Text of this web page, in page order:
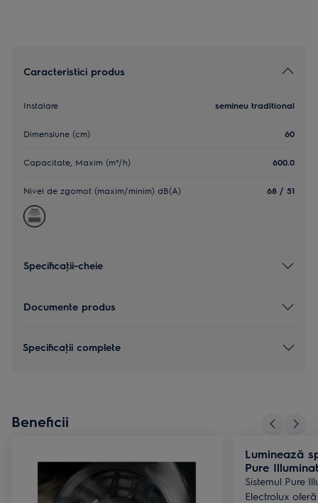
Caracteristici produs
Instalare semineu traditional
Dimensiune (cm) 60
Capacitate, Maxim (m³/h) 600.0
Nivel de zgomot (maxim/minim) dB(A) 68 / 51
Specificaţii-cheie
Documente produs
Specificaţii complete
Beneficii
Luminează
Pure
Sistemul Pure
Electrolux